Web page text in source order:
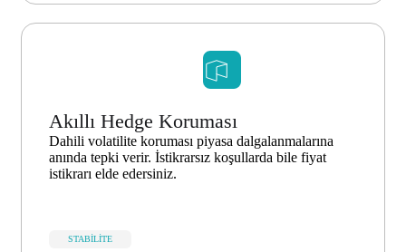
Akıllı Hedge Koruması
Dahili volatilite koruması piyasa dalgalanmalarına
anında tepki verir. İstikrarsız koşullarda bile fiyat
istikrarı elde edersiniz.
STABILITE